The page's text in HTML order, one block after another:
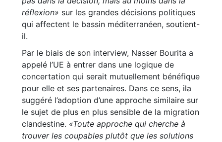
réflexion» sur les grandes décisions politiques
qui affectent le bassin méditerranéen, soutient-
il.
Par le biais de son interview, Nasser Bourita a
appelé l’UE à entrer dans une logique de
concertation qui serait mutuellement bénéfique
pour elle et ses partenaires. Dans ce sens, ila
suggéré l’adoption d’une approche similaire sur
le sujet de plus en plus sensible de la migration
clandestine. «Toute approche qui cherche à
trouver les coupables plutôt que les solutions